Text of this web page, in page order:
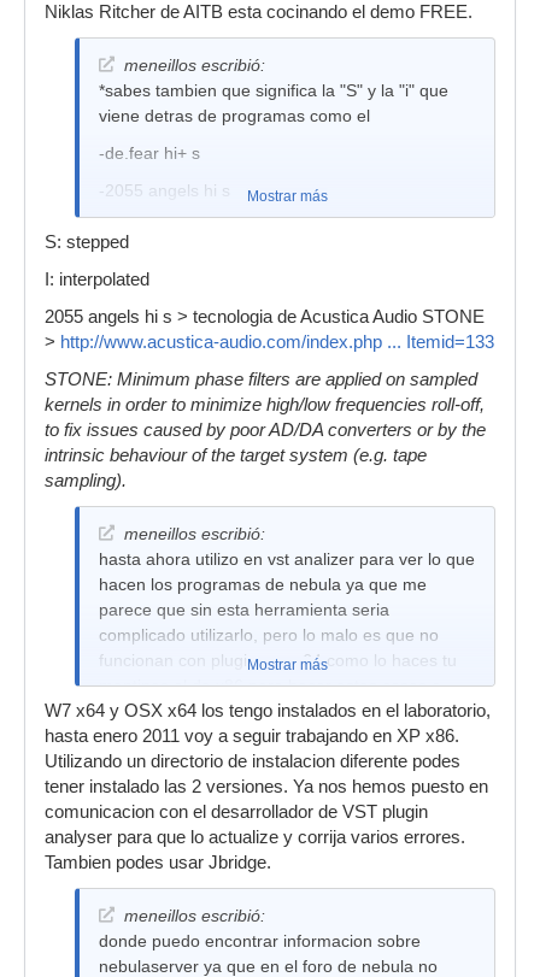
Niklas Ritcher de AITB esta cocinando el demo FREE.
meneillos escribió:
*sabes tambien que significa la "S" y la "i" que
viene detras de programas como el
-de.fear hi+ s
-2055 angels hi s
Mostrar más
S: stepped
I: interpolated
2055 angels hi s > tecnologia de Acustica Audio STONE
> http://www.acustica-audio.com/index.php ... Itemid=133
STONE: Minimum phase filters are applied on sampled
kernels in order to minimize high/low frequencies roll-off,
to fix issues caused by poor AD/DA converters or by the
intrinsic behaviour of the target system (e.g. tape
sampling).
meneillos escribió:
hasta ahora utilizo en vst analizer para ver lo que
hacen los programas de nebula ya que me
parece que sin esta herramienta seria
complicado utilizarlo, pero lo malo es que no
funcionan con plugins en x64 como lo haces tu
mantines el de x86 para hacer estas cosas o
utilizas alguna otra herramienta
Mostrar más
W7 x64 y OSX x64 los tengo instalados en el laboratorio,
hasta enero 2011 voy a seguir trabajando en XP x86.
Utilizando un directorio de instalacion diferente podes
tener instalado las 2 versiones. Ya nos hemos puesto en
comunicacion con el desarrollador de VST plugin
analyser para que lo actualize y corrija varios errores.
Tambien podes usar Jbridge.
meneillos escribió:
donde puedo encontrar informacion sobre
nebulaserver ya que en el foro de nebula no